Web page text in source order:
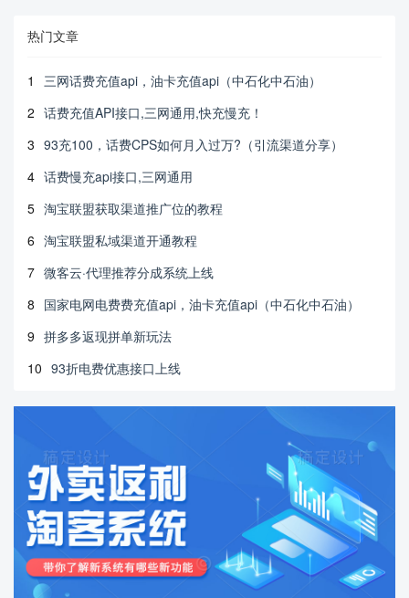
热门文章
1
三网话费充值api，油卡充值api（中石化中石油）
2 话费充值API接口,三网通用,快充慢充！
3 93充100，话费CPS如何月入过万?（引流渠道分享）
4 话费慢充api接口,三网通用
5 淘宝联盟获取渠道推广位的教程
6 淘宝联盟私域渠道开通教程
7 微客云·代理推荐分成系统上线
8 国家电网电费费充值api，油卡充值api（中石化中石油）
9 拼多多返现拼单新玩法
10 93折电费优惠接口上线